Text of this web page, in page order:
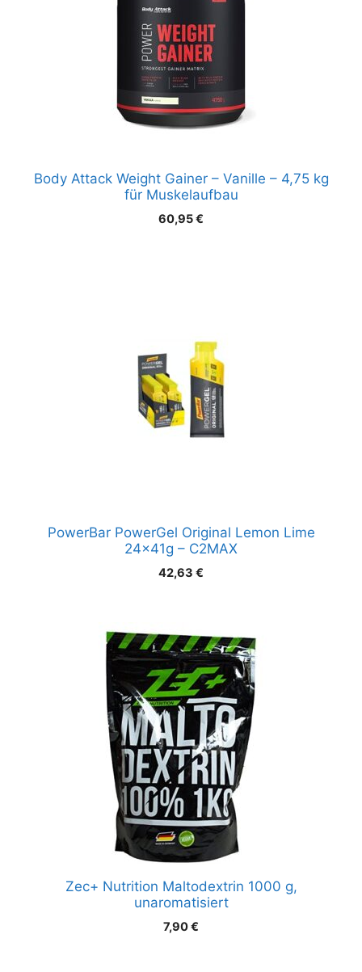
Body Attack Weight Gainer – Vanille – 4,75 kg
für Muskelaufbau
60,95€
PowerBar PowerGel Original Lemon Lime
24x41g – C2MAX
42,63 €
Zec+ Nutrition Maltodextrin 1000 g,
unaromatisiert
7,90€